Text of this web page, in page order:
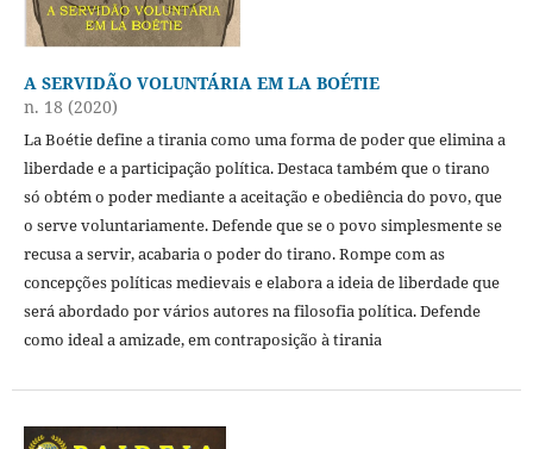
A SERVIDÃO VOLUNTÁRIA EM LA BOÉTIE
n. 18 (2020)
La Boétie define a tirania como uma forma de poder que elimina a
liberdade e a participação política. Destaca também que o tirano
só obtém o poder mediante a aceitação e obediência do povo, que
o serve voluntariamente. Defende que se o povo simplesmente se
recusa a servir, acabaria o poder do tirano. Rompe com as
concepções políticas medievais e elabora a ideia de liberdade que
será abordado por vários autores na filosofia política. Defende
como ideal a amizade, em contraposição à tirania